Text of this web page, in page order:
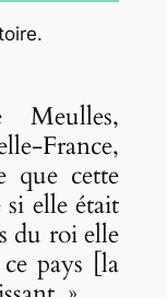
Meulles,
France,
que cette
elle était
du roi elle
pays [la